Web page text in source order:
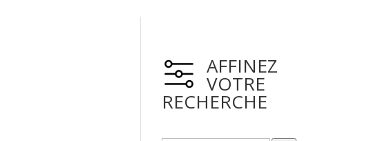
AFFINEZ
VOTRE
RECHERCHE